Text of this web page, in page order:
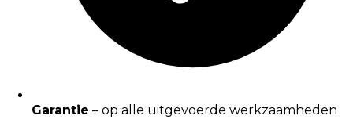
Garantie – op alle uitgevoerde werkzaamheden